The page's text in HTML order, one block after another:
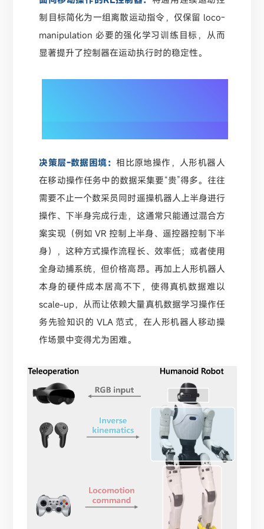
制目标简化为一组离散运动指令，仅保留 loco-
manipulation 必要的强化学习训练目标，从而
显著提升了控制器在运动执行时的稳定性。
决策层-数据困境： 相比原地操作，人形机器人
在移动操作任务中的数据采集要“贵”得多。往往
需要不止一个数采员同时遥操机器人上半身进行
操作、下半身完成行走，这通常只能通过混合方
案实现（例如 VR 控制上半身、遥控器控制下半
身），这种方式操作流程长、效率低；或者使用
全身动捕系统，但价格高昂。再加上人形机器人
本身的硬件成本居高不下，使得真机数据难以
scale-up，从而让依赖大量真机数据学习操作任
务先验知识的 VLA 范式，在人形机器人移动操
作场景中变得尤为困难。